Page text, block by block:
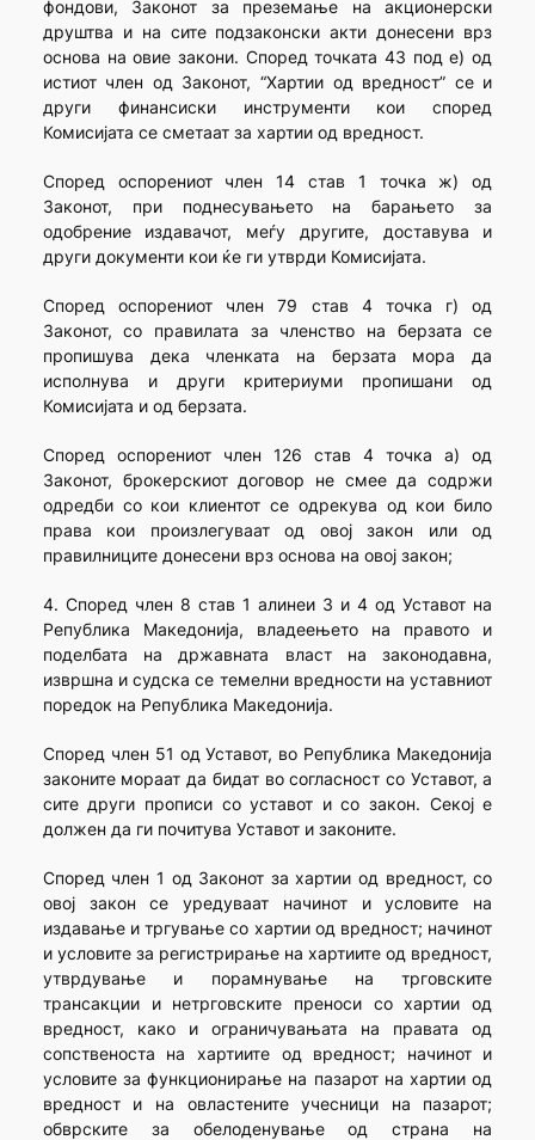
фондови, Законот за преземање на акционерски
друштва и на сите подзаконски акти донесени врз
основа на овие закони. Според точката 43 под е) од
истиот член од Законот, “Хартии од вредност” се и
други финансиски инструменти кои според
Комисијата се сметаат за хартии од вредност.
Според оспорениот член 14 став 1 точка ж) од
Законот, при поднесувањето на барањето за
одобрение издавачот, меѓу другите, доставува и
други документи кои ќе ги утврди Комисијата.
Според оспорениот член 79 став 4 точка г) од
Законот, со правилата за членство на берзата се
пропишува дека членката на берзата мора да
исполнува и други критериуми пропишани од
Комисијата и од берзата.
Според оспорениот член 126 став 4 точка а) од
Законот, брокерскиот договор не смее да содржи
одредби со кои клиентот се одрекува од кои било
права кои произлегуваат од овој закон или од
правилниците донесени врз основа на овој закон;
4. Според член 8 став 1 алинеи 3 и 4 од Уставот на
Република Македонија, владеењето на правото и
поделбата на државната власт на законодавна,
извршна и судска се темелни вредности на уставниот
поредок на Република Македонија.
Според член 51 од Уставот, во Република Македонија
законите мораат да бидат во согласност со Уставот, а
сите други прописи со уставот и со закон. Секој е
должен да ги почитува Уставот и законите.
Според член 1 од Законот за хартии од вредност, со
овој закон се уредуваат начинот и условите на
издавање и тргување со хартии од вредност; начинот
и условите за регистрирање на хартиите од вредност,
утврдување и порамнување на трговските
трансакции и нетрговските преноси со хартии од
вредност, како и ограничувањата на правата од
сопственоста на хартиите од вредност; начинот и
условите за функционирање на пазарот на хартии од
вредност и на овластените учесници на пазарот;
обврските за обелоденување од страна на